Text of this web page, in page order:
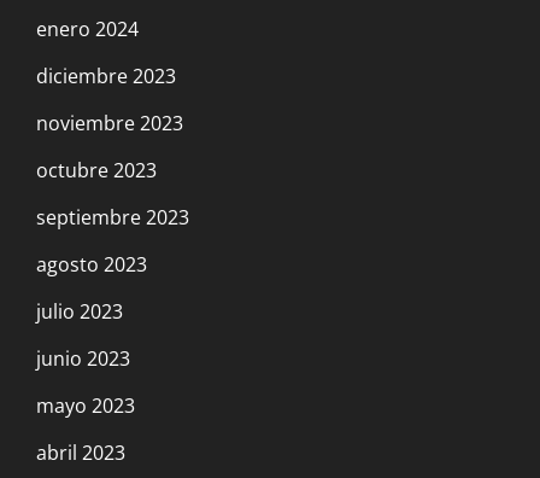
enero 2024
diciembre 2023
noviembre 2023
octubre 2023
septiembre 2023
agosto 2023
julio 2023
junio 2023
mayo 2023
abril 2023